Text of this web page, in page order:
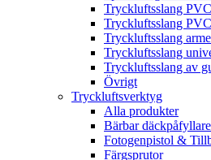
Tryckluftsslang PVC
Tryckluftsslang
Tryckluftsslang
Tryckluftsslang
Tryckluftsslang av
Övrigt
Tryckluftsverktyg
Alla produkter
Bärbar
Fotogenpistol &
Färgsprutor